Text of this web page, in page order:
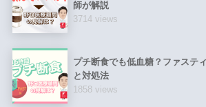
師が解説
3714 views
プチ断食でも低血糖？ファステ
と対処法
1858 views